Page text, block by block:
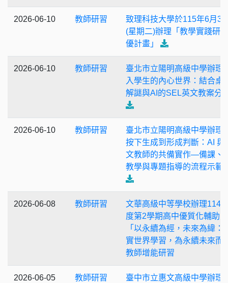
2026-06-10 教師研習
致理科技大學於115年6月30
(星期二)辦理「教學實踐研
優計畫」
2026-06-10 教師研習
臺北市立陽明高級中學辦理
入學生的內心世界：結合桌
解謎與AI的SEL英文教案分
2026-06-10 教師研習
臺北市立陽明高級中學辦理
按下生成到形成判斷：AI 與
文教師的共備實作—備課、
教學與專題指導的流程示範
2026-06-08 教師研習
文華高級中等學校辦理114
度第2學期高中優質化輔助
「以永續為經，未來為緯：
實世界學習，為永續未來而
教師增能研習
2026-06-05 教師研習
臺中市立惠文高級中學辦理